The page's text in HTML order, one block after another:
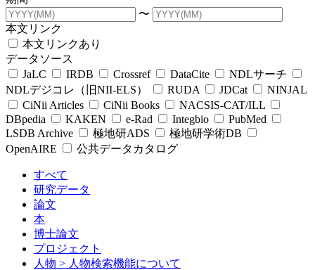
〜
本文リンク
本文リンクあり
データソース
JaLC
IRDB Crossref DataCite
NDLサーチ
NDLデジコレ（旧NII-ELS）
RUDA JDCat
NINJAL
CiNii Articles
CiNii Books
NACSIS-CAT/ILL
DBpedia
KAKEN e-Rad Integbio
PubMed
LSDB Archive
極地研ADS
極地研学術DB
OpenAIRE
公共データカタログ
すべて
研究データ
論文
本
博士論文
プロジェクト
人物 > 人物検索機能について